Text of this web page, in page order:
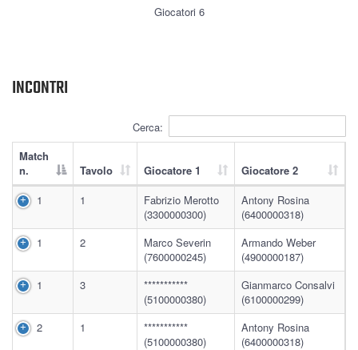
Giocatori 6
INCONTRI
Cerca:
Match
n.
Tavolo Giocatore 1
Giocatore 2
1
1
Fabrizio Merotto
(3300000300)
Antony Rosina
(6400000318)
1
2
Marco Severin
(7600000245)
Armando Weber
(4900000187)
1
3
***********
(5100000380)
Gianmarco Consalvi
(6100000299)
2
1
***********
(5100000380)
Antony Rosina
(6400000318)